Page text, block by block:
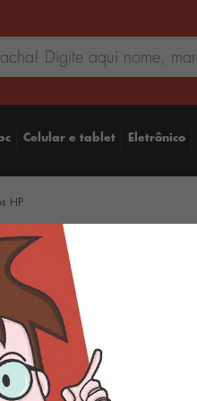
Celular e tablet Eletrônico
HP